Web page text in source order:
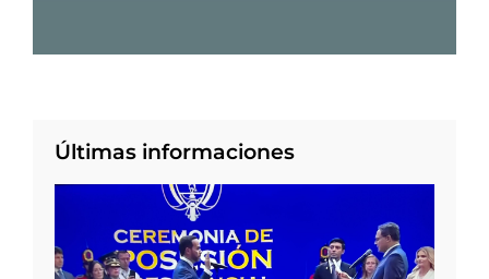
Últimas informaciones